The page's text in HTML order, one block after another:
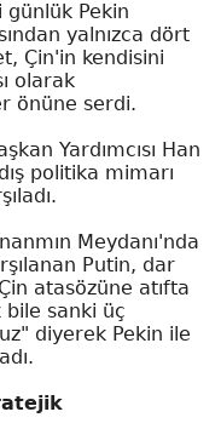
günlük Pekin
yalnızca dört
Çin'in kendisini
olarak
önüne serdi.
Yardımcısı Han
politika mimarı
Meydanı'nda
Putin, dar
atasözüne atıfta
sanki üç
diyerek Pekin ile